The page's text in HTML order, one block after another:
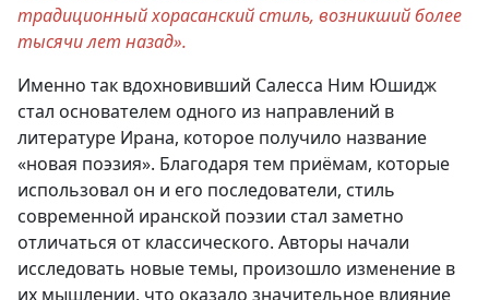
традиционный хорасанский стиль, возникший более
тысячи лет назад».
Именно так вдохновивший Салесса Ним Юшидж
стал основателем одного из направлений в
литературе Ирана, которое получило название
«новая поэзия». Благодаря тем приёмам, которые
использовал он и его последователи, стиль
современной иранской поэзии стал заметно
отличаться от классического. Авторы начали
исследовать новые темы, произошло изменение в
их мышлении, что оказало значительное влияние